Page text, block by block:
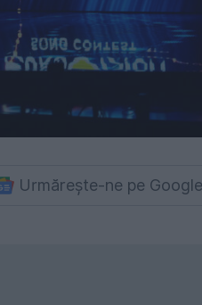
Urmărește-ne pe